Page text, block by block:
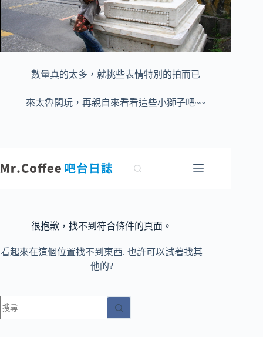
數量真的太多，就挑些表情特別的拍而已
來太魯閣玩，再親自來看看這些小獅子吧~~